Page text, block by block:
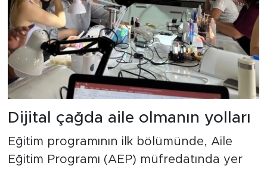
Dijital çağda aile olmanın yolları
Eğitim programının ilk bölümünde, Aile
Eğitim Programı (AEP) müfredatında yer